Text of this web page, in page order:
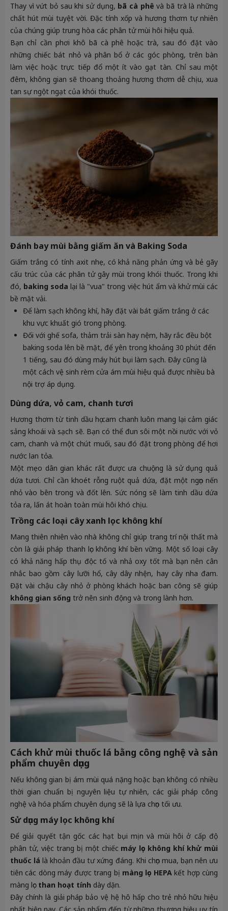
Thay vì vứt bỏ sau khi sử dụng, bã cà phê và bã trà là những
chất hút mùi tuyệt vời. Đặc tính xốp và hương thơm tự nhiên
của chúng giúp trung hòa các phân tử mùi hôi hiệu quả.
Bạn chỉ cần phơi khô bã cà phê hoặc trà, sau đó đặt vào
những chiếc bát nhỏ và phân bổ ở các góc phòng, trên bàn
làm việc hoặc trực tiếp đổ một ít vào gạt tàn. Chỉ sau một
đêm, không gian sẽ thoang thoảng hương thơm dễ chịu, xua
tan sự ngột ngạt của khói thuốc.
Đánh bay mùi bằng giấm ăn và Baking Soda
Giấm trắng có tính axit nhẹ, có khả năng phản ứng và bẻ gãy
cấu trúc của các phân tử gây mùi trong khói thuốc. Trong khi
đó, baking soda lại là "vua" trong việc hút ẩm và khử mùi các
bề mặt vải.
Để làm sạch không khí, hãy đặt vài bát giấm trắng ở các
khu vực khuất gió trong phòng.
Đối với ghế sofa, thảm trải sàn hay nệm, hãy rắc đều bột
baking soda lên bề mặt, để yên trong khoảng 30 phút đến
1 tiếng, sau đó dùng máy hút bụi làm sạch. Đây cũng là
một cách vệ sinh rèm cửa ám mùi hiệu quả được nhiều bà
nội trợ áp dụng.
Dùng dứa, vỏ cam, chanh tươi
Hương thơm từ tinh dầu họ cam chanh luôn mang lại cảm giác
sảng khoái và sạch sẽ. Bạn có thể đun sôi một nồi nước với vỏ
cam, chanh và một chút muối, sau đó đặt trong phòng để hơi
nước lan tỏa.
Một mẹo dân gian khác rất được ưa chuộng là sử dụng quả
dứa tươi. Chỉ cần khoét rỗng ruột quả dứa, đặt một ngọn nến
nhỏ vào bên trong và đốt lên. Sức nóng sẽ làm tinh dầu dứa
tỏa ra, lấn át hoàn toàn mùi hôi khó chịu.
Trồng các loại cây xanh lọc không khí
Mang thiên nhiên vào nhà không chỉ giúp trang trí nội thất mà
còn là giải pháp thanh lọc không khí bền vững. Một số loại cây
có khả năng hấp thụ độc tố và nhả oxy tốt mà bạn nên cân
nhắc bao gồm cây lưỡi hổ, cây dây nhện, hay cây nha đam.
Đặt vài chậu cây nhỏ ở phòng khách hoặc ban công sẽ giúp
không gian sống trở nên sinh động và trong lành hơn.
Cách khử mùi thuốc lá bằng công nghệ và sản
phẩm chuyên dụng
Nếu không gian bị ám mùi quá nặng hoặc bạn không có nhiều
thời gian chuẩn bị nguyên liệu tự nhiên, các giải pháp công
nghệ và hóa phẩm chuyên dụng sẽ là lựa chọn tối ưu.
Sử dụng máy lọc không khí
Để giải quyết tận gốc các hạt bụi mịn và mùi hôi ở cấp độ
phân tử, việc trang bị một chiếc máy lọc không khí khử mùi
thuốc lá là khoản đầu tư xứng đáng. Khi chọn mua, bạn nên ưu
tiên các dòng máy được trang bị màng lọc HEPAkết hợp cùng
màng lọc than hoạt tính dày dặn.
Đây chính là giải pháp bảo vệ hệ hô hấp cho trẻ nhỏ hữu hiệu